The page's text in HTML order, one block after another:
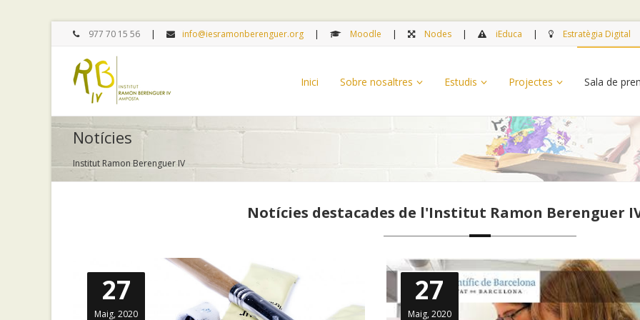
977 70 15 56 info@iesramonberenguer.org Moodle Nodes iEduca Estratègia Digital
Inici Sobre nosaltres Estudis Projectes Sala de
Notícies
Institut Ramon Berenguer IV
Notícies destacades de l'Institut Ramon Berenguer
27
Maig, 2020
27
Maig, 2020